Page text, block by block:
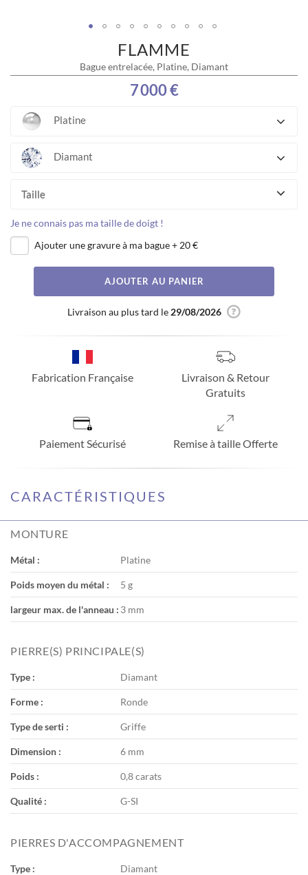
FLAMME
Bague entrelacée, Platine, Diamant
7 000 €
Platine
Diamant
Taille
Je ne connais pas ma taille de doigt !
Ajouter une gravure à ma bague+ 20 €
AJOUTER AU PANIER
Livraison au plus tard le 29/08/2026
Fabrication Française
Livraison & Retour
Gratuits
Paiement Sécurisé Remise à taille Offerte
images
CARACTÉRISTIQUES
MONTURE
Métal : Platine
Poids moyen du métal : 5 g
largeur max. de l'anneau : 3 mm
PIERRE(S) PRINCIPALE(S)
Type : Diamant
Forme : Ronde
Type de serti : Griffe
Dimension : 6 mm
Poids : 0,8 carats
Qualité : G-SI
PIERRES D'ACCOMPAGNEMENT
Type : Diamant